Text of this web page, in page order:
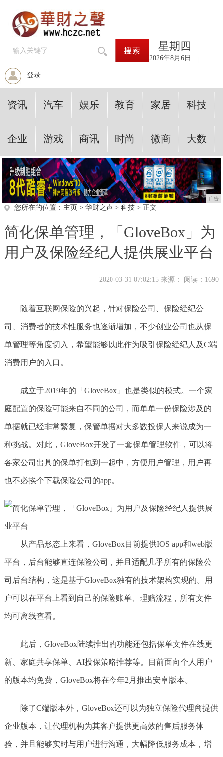
星期四
2026年8月6日
登录
资讯 汽车 娱乐 教育 家居 科技
企业 游戏 商讯 时尚 微商 大数
广告
您所在的位置： 主页 > 华财之声> 科技> 正文
简化保单管理，「GloveBox」为
用户及保险经纪人提供展业平台
2020-03-31 07:02:15 来源： 阅读：1690
随着互联网保险的兴起，针对保险公司、保险经纪公
司、消费者的技术性服务也逐渐增加，不少创业公司也从保
单管理等角度切入，希望能够以此作为吸引保险经纪人及C端
消费用户的入口。
成立于2019年的「GloveBox」也是类似的模式。一个家
庭配置的保险可能来自不同的公司，而单单一份保险涉及的
单据就已经非常繁复，保管单据对大多数投保人来说成为一
种挑战。对此，GloveBox开发了一套保单管理软件，可以将
各家公司出具的保单打包到一起中，方便用户管理，用户再
也不必挨个下载保险公司的app。
从产品形态上来看，GloveBox目前提供IOS app和web版
平台，后台能够直连保险公司，并且适配几乎所有的保险公
司后台结构，这是基于GloveBox独有的技术架构实现的。用
户可以在平台上看到自己的保险账单、理赔流程，所有文件
均可离线查看。
此后，GloveBox陆续推出的功能还包括保单文件在线更
新、家庭共享保单、AI投保策略推荐等。目前面向个人用户
的版本均免费，GloveBox将在今年2月推出安卓版本。
除了C端版本外，GloveBox还可以为独立保险代理商提供
企业版本，让代理机构为其客户提供更高效的售后服务体
验，并且能够实时与用户进行沟通，大幅降低服务成本，增